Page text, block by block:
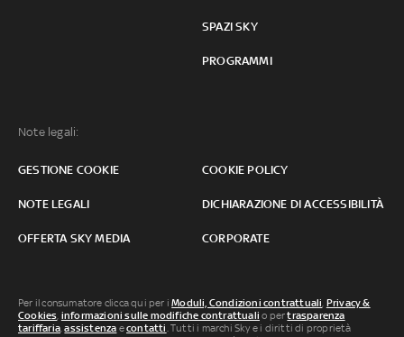
SPAZI SKY
PROGRAMMI
Note legali:
GESTIONE COOKIE COOKIE POLICY
NOTE LEGALI DICHIARAZIONE DI ACCESSIBILITÀ
OFFERTA SKY MEDIA CORPORATE
Per il consumatore clicca qui per iModuli, Condizioni contrattuali, Privacy &
Cookies, informazioni sulle modifiche contrattuali o pertrasparenza
tariffaria,assistenza econtatti. Tutti i marchi Sky e i diritti di proprietà